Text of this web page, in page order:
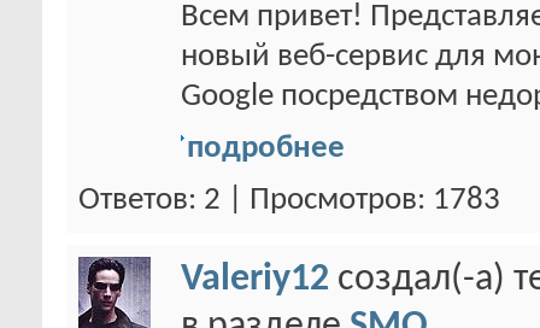
Всем привет!
новый веб-сервис для
Google посредством
подробнее
Ответов: 2 | Просмотров: 1783
Valeriy12 создал(-а)